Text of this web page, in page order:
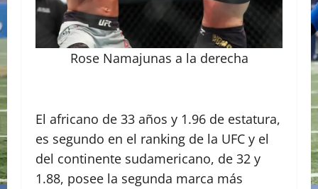
Rose Namajunas a la derecha
El africano de 33 años y 1.96 de estatura,
es segundo en el ranking de la UFC y el
del continente sudamericano, de 32 y
1.88, posee la segunda marca más